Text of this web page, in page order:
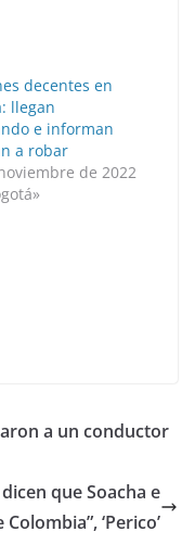
decentes en
llegan
e informan
a robar
de 2022
a un conductor
que Soacha e
‘Perico’